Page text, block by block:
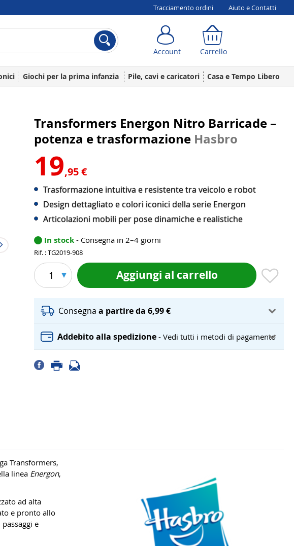
Tracciamento ordini Aiuto e Contatti
Account Carrello
Giochi per la prima infanzia Pile, cavi e caricatori Casa e Tempo Libero
Transformers Energon Nitro Barricade –
potenza e trasformazione Hasbro
19,95 €
Trasformazione intuitiva e resistente tra veicolo e robot
Design dettagliato e colori iconici della serie Energon
Articolazioni mobili per pose dinamiche e realistiche
In stock - Consegna in 2–4 giorni
Rif. : TG2019-908
1 Aggiungi al carrello
Consegnaa partire da 6,99 €
Addebito alla spedizione- Vedi tutti i metodi di pagamento
Transformers,
linea Energon,
ad alta
e pronto allo
e
Account Carrello